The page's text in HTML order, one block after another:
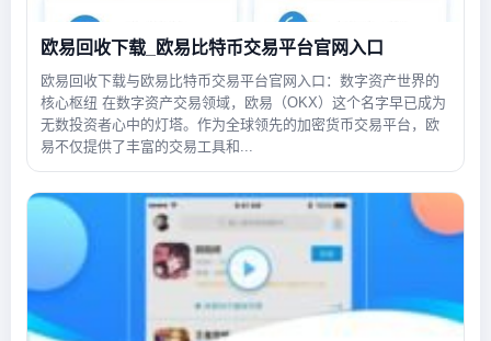
欧易回收下载_欧易比特币交易平台官网入口
欧易回收下载与欧易比特币交易平台官网入口：数字资产世界的
核心枢纽 在数字资产交易领域，欧易（OKX）这个名字早已成为
无数投资者心中的灯塔。作为全球领先的加密货币交易平台，欧
易不仅提供了丰富的交易工具和...